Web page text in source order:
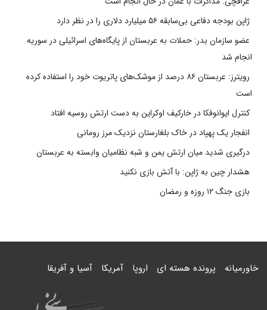
ژاپن بودجه دفاعی بی‌سابقه ۵۶ میلیارد دلاری را در نظر دارد
عضو سازمان بدر: حملات به عربستان از پایگاه‌های اسرائیلی در سوریه
انجام شد
رویترز: عربستان ۸۶ درصد از موشک‌های پاتریوت خود را استفاده کرده
است
کنترل ایوانوفکا در خارکیف اوکراین به دست ارتش روسیه افتاد
انفجار یک پهپاد در خاک بلغارستان نزدیک مرز رومانی
درگیری شدید میان ارتش یمن و شبه نظامیان وابسته به عربستان
هشدار چین به ژاپن: با آتش بازی نکنید
بازی جنگ ۱۲ روزه و رمضان
خاورمیانه پرونده هسته ای اروپا آمریکا آسیا و آفریقا